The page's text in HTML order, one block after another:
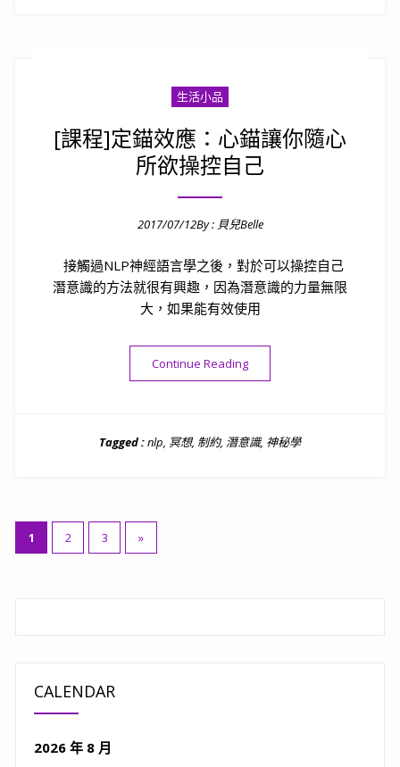
生活小品
[課程]定錨效應：心錨讓你隨心
所欲操控自己
2017/07/12By : 貝兒Belle
接觸過NLP神經語言學之後，對於可以操控自己
潛意識的方法就很有興趣，因為潛意識的力量無限
大，如果能有效使用
Continue Reading“[課程]定錨效應：心錨讓你
Tagged :nlp, 冥想, 制約, 潛意識, 神秘學
文
章
1 2 3 »
CALENDAR
2026 年 8 月